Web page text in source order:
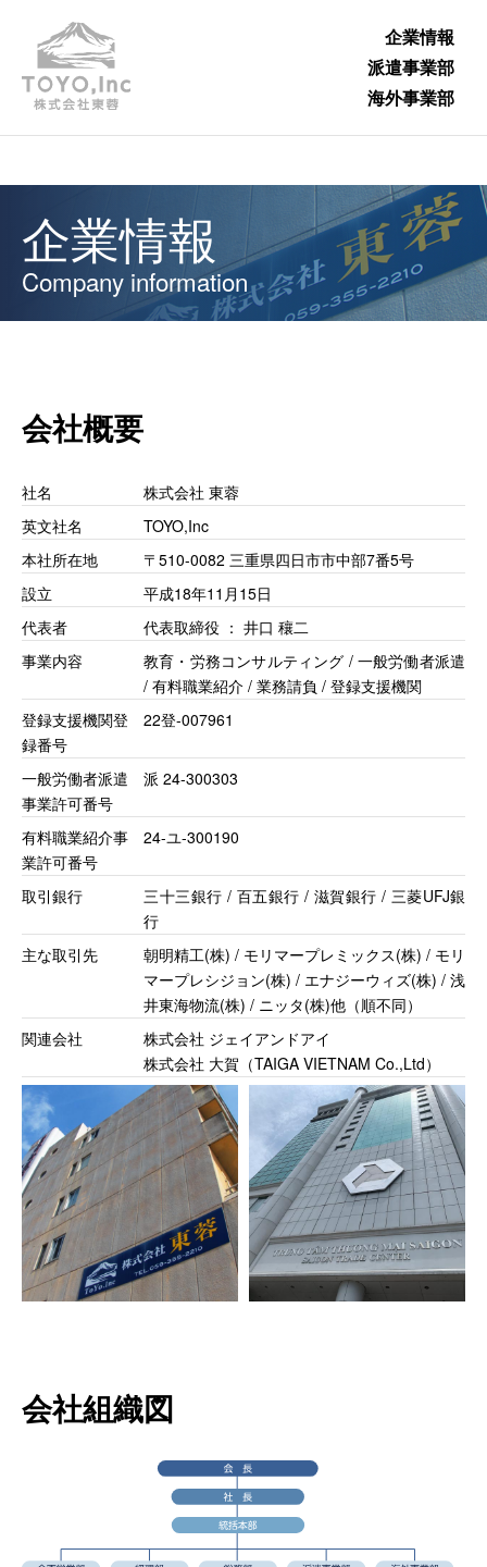
企業情報
派遣事業部
海外事業部
企業情報
Company information
会社概要
社名
株式会社 東蓉
英文社名
TOYO,Inc
本社所在地
〒510-0082 三重県四日市市中部7番5号
設立
平成18年11月15日
代表者
代表取締役 ： 井口 穰二
事業内容
教育・労務コンサルティング / 一般労働者派遣
/ 有料職業紹介 / 業務請負 / 登録支援機関
登録支援機関登
録番号
22登-007961
一般労働者派遣
事業許可番号
派 24-300303
有料職業紹介事
業許可番号
24-ユ-300190
取引銀行
三十三銀行 / 百五銀行 / 滋賀銀行 / 三菱UFJ銀
行
主な取引先
朝明精工(株) / モリマープレミックス(株) / モリ
マープレシジョン(株) / エナジーウィズ(株) / 浅
井東海物流(株) / ニッタ(株)他（順不同）
関連会社
株式会社 ジェイアンドアイ
株式会社 大賀（TAIGA VIETNAM Co.,Ltd）
会社組織図